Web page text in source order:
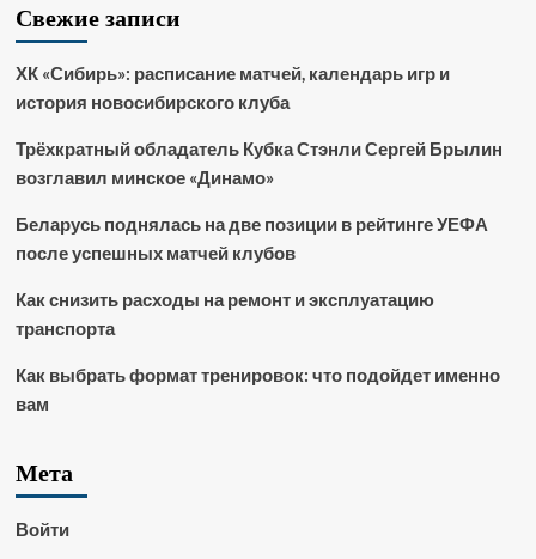
Свежие записи
ХК «Сибирь»: расписание матчей, календарь игр и
история новосибирского клуба
Трёхкратный обладатель Кубка Стэнли Сергей Брылин
возглавил минское «Динамо»
Беларусь поднялась на две позиции в рейтинге УЕФА
после успешных матчей клубов
Как снизить расходы на ремонт и эксплуатацию
транспорта
Как выбрать формат тренировок: что подойдет именно
вам
Мета
Войти